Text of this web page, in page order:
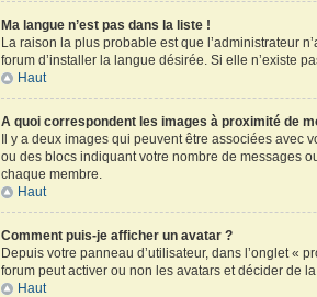
Ma langue n’est pas dans la liste !
La raison la plus probable est que l’administrateur
forum d’installer la langue désirée. Si elle n’existe
Haut
A quoi correspondent les images à proximité de
Il y a deux images qui peuvent être associées avec
ou des blocs indiquant votre nombre de messages
chaque membre.
Haut
Comment puis-je afficher un avatar ?
Depuis votre panneau d’utilisateur, dans l’onglet «
forum peut activer ou non les avatars et décider de
Haut